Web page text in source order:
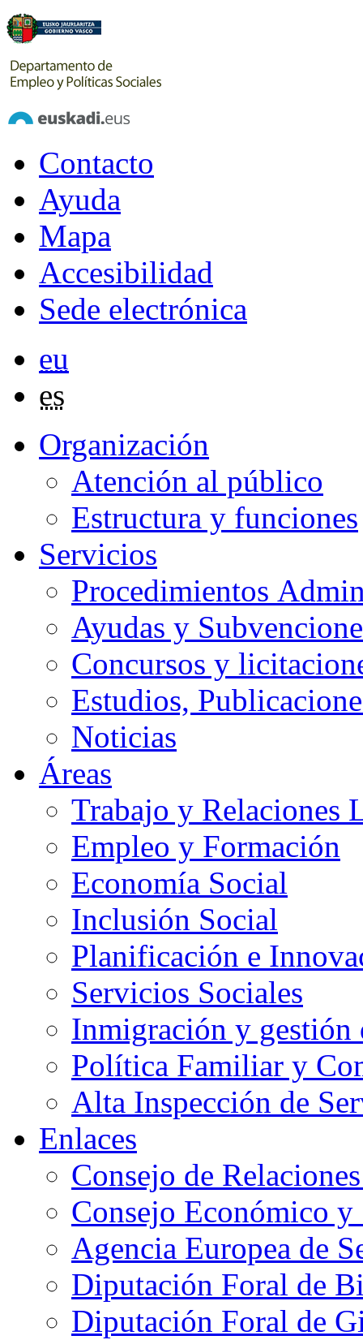
Contacto
Ayuda
Mapa
Accesibilidad
Sede electrónica
eu
es
Organización
Atención al público
Estructura y funciones
Servicios
Procedimientos
Ayudas y
Concursos y
Estudios,
Noticias
Áreas
Trabajo y Relaciones
Empleo y Formación
Economía Social
Inclusión Social
Planificación e
Servicios Sociales
Inmigración y gestión
Política Familiar y
Alta Inspección de
Enlaces
Consejo de
Consejo Económico y
Agencia Europea de
Diputación Foral de
Diputación Foral de